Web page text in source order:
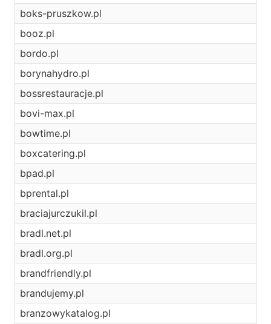
boks-pruszkow.pl
booz.pl
bordo.pl
borynahydro.pl
bossrestauracje.pl
bovi-max.pl
bowtime.pl
boxcatering.pl
bpad.pl
bprental.pl
braciajurczukil.pl
bradl.net.pl
bradl.org.pl
brandfriendly.pl
brandujemy.pl
branzowykatalog.pl